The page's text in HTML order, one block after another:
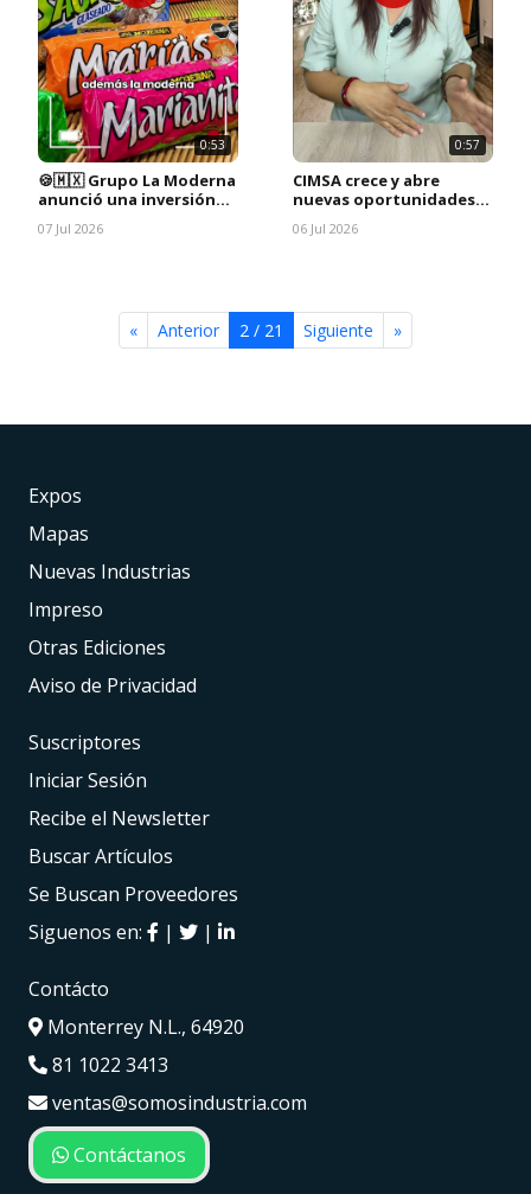
0:53
🍪🇲🇽 Grupo La Moderna
anunció una inversión
en México.
07 Jul 2026
0:57
CIMSA crece y abre
nuevas oportunidades
06 Jul 2026
« Anterior 2 / 21 Siguiente »
Expos
Mapas
Nuevas Industrias
Impreso
Otras Ediciones
Aviso de Privacidad
Suscriptores
Iniciar Sesión
Recibe el Newsletter
Buscar Artículos
Se Buscan Proveedores
Siguenos en:
| |
Contácto
Monterrey N.L., 64920
81 1022 3413
ventas@somosindustria.com
Contáctanos